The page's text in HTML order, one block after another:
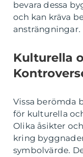
bevara dessa
och kan kräva
ansträngningar.
Kulturella
Vissa berömda
för kulturella
Olika åsikter
kring
symbolvärde.